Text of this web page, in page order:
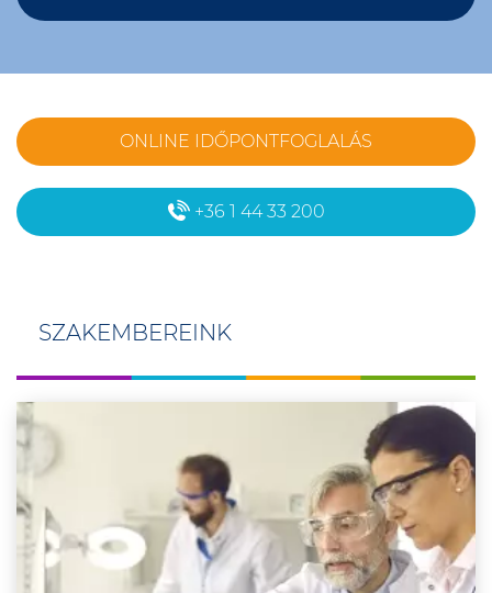
ONLINE IDŐPONTFOGLALÁS
+36 1 44 33 200
SZAKEMBEREINK